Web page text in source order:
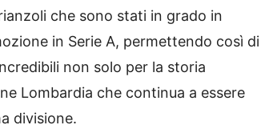
che sono stati in grado in
in Serie A, permettendo così di
non solo per la storia
Lombardia che continua a essere
divisione.